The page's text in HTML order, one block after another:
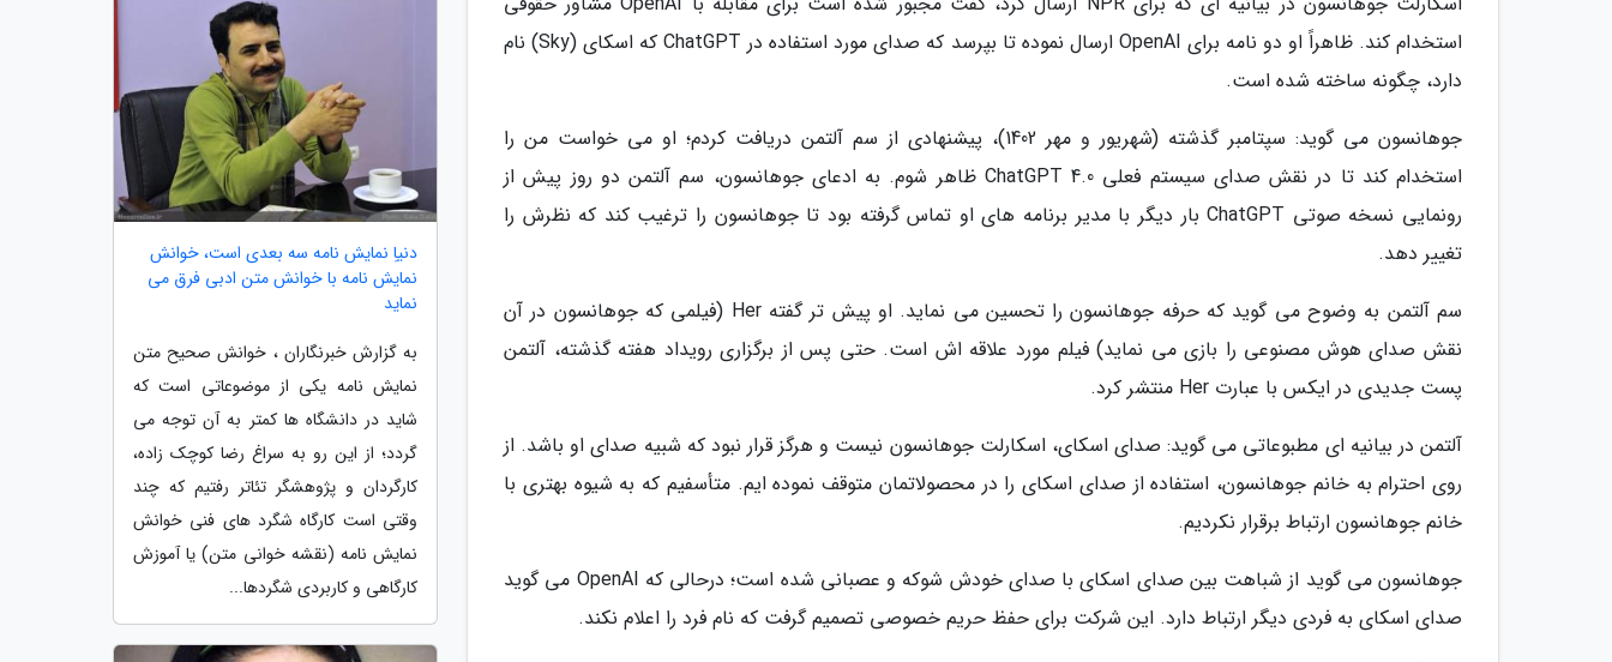
استخدام کند. ظاهراً او دو نامه برای OpenAI ارسال نموده تا بپرسد که صدای مورد استفاده در ChatGPT که اسکای (Sky) نام
دارد، چگونه ساخته شده است.
جوهانسون می گوید: سپتامبر گذشته (شهریور و مهر 1402)، پیشنهادی از سم آلتمن دریافت کردم؛ او می خواست من را
استخدام کند تا در نقش صدای سیستم فعلی ChatGPT 4.0 ظاهر شوم. به ادعای جوهانسون، سم آلتمن دو روز پیش از
رونمایی نسخه صوتی ChatGPT بار دیگر با مدیر برنامه های او تماس گرفته بود تا جوهانسون را ترغیب کند که نظرش را
تغییر دهد.
سم آلتمن به وضوح می گوید که حرفه جوهانسون را تحسین می نماید. او پیش تر گفته Her (فیلمی که جوهانسون در آن
نقش صدای هوش مصنوعی را بازی می نماید) فیلم مورد علاقه اش است. حتی پس از برگزاری رویداد هفته گذشته، آلتمن
پست جدیدی در ایکس با عبارت Her منتشر کرد.
آلتمن در بیانیه ای مطبوعاتی می گوید: صدای اسکای، اسکارلت جوهانسون نیست و هرگز قرار نبود که شبیه صدای او باشد. از
روی احترام به خانم جوهانسون، استفاده از صدای اسکای را در محصولاتمان متوقف نموده ایم. متأسفیم که به شیوه بهتری با
خانم جوهانسون ارتباط برقرار نکردیم.
جوهانسون می گوید از شباهت بین صدای اسکای با صدای خودش شوکه و عصبانی شده است؛ درحالی که OpenAI می گوید
صدای اسکای به فردی دیگر ارتباط دارد. این شرکت برای حفظ حریم خصوصی تصمیم گرفت که نام فرد را اعلام نکند.
دنیاِ نمایش نامه سه بعدی است، خوانش
نمایش نامه با خوانش متن ادبی فرق می
نماید
به گزارش خبرنگاران ، خوانش صحیح متن
نمایش نامه یکی از موضوعاتی است که
شاید در دانشگاه ها کمتر به آن توجه می
گردد؛ از این رو به سراغ رضا کوچک زاده،
کارگردان و پژوهشگر تئاتر رفتیم که چند
وقتی است کارگاه شگرد های فنی خوانش
نمایش نامه (نقشه خوانی متن) یا آموزش
کارگاهی و کاربردی شگردها...